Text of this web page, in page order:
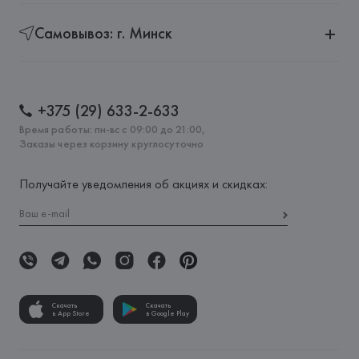
Самовывоз: г. Минск
+375 (29) 633-2-633
Время работы: пн-вс с 09:00 до 21:00,
Заказы через корзину круглосуточно
Получайте уведомления об акциях и скидках:
Скачать
в App Store
Скачать
в Google Play